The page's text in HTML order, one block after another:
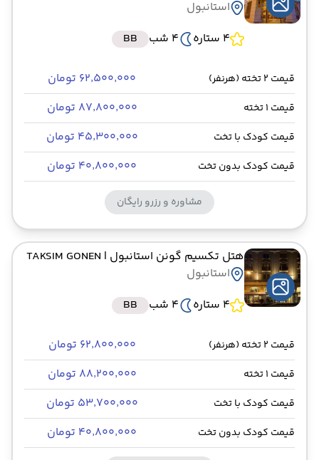
استانبول
4 ستاره
4 شب BB
قیمت 2 تخته (هرنفر) ۶۲٬۵۰۰٬۰۰۰ تومان
قیمت 1 تخته ۸۷٬۸۰۰٬۰۰۰ تومان
قیمت کودک با تخت ۴۵٬۳۰۰٬۰۰۰ تومان
قیمت کودک بدون تخت ۴۰٬۸۰۰٬۰۰۰ تومان
مشاوره و رزرو رایگان
هتل تکسیم گونن استانبول | TAKSIM GONEN
استانبول
4 ستاره
4 شب BB
قیمت 2 تخته (هرنفر) ۶۲٬۸۰۰٬۰۰۰ تومان
قیمت 1 تخته ۸۸٬۲۰۰٬۰۰۰ تومان
قیمت کودک با تخت ۵۳٬۷۰۰٬۰۰۰ تومان
قیمت کودک بدون تخت ۴۰٬۸۰۰٬۰۰۰ تومان